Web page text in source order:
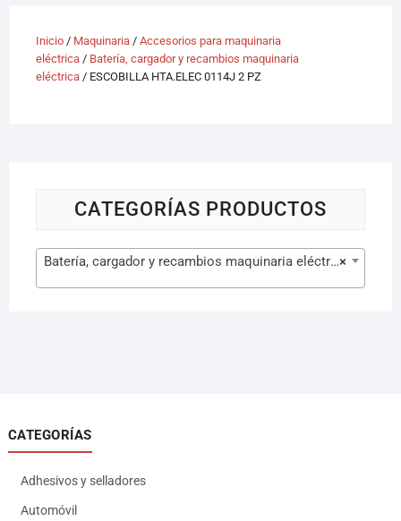
Inicio/ Maquinaria/ Accesorios para maquinaria
eléctrica/ Batería, cargador y recambios maquinaria
eléctrica/ ESCOBILLA HTA.ELEC 0114J 2 PZ
CATEGORÍAS PRODUCTOS
×
Batería, cargador y recambios maquinaria eléctrica (105)
CATEGORÍAS
Adhesivos y selladores
Automóvil